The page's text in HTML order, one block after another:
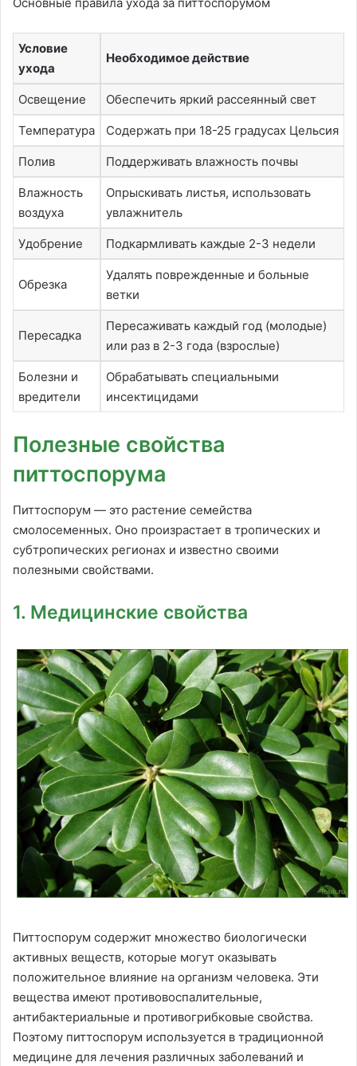
Условие
ухода
Необходимое действие
Освещение Обеспечить яркий рассеянный свет
Температура Содержать при 18-25 градусах Цельсия
Полив Поддерживать влажность почвы
Влажность
воздуха
Опрыскивать листья, использовать
увлажнитель
Удобрение Подкармливать каждые 2-3 недели
Обрезка
Удалять поврежденные и больные
ветки
Пересадка
Пересаживать каждый год (молодые)
или раз в 2-3 года (взрослые)
Болезни и
вредители
Обрабатывать специальными
инсектицидами
Полезные свойства
питтоспорума
Питтоспорум — это растение семейства
смолосеменных. Оно произрастает в тропических и
субтропических регионах и известно своими
полезными свойствами.
1. Медицинские свойства
Питтоспорум содержит множество биологически
активных веществ, которые могут оказывать
положительное влияние на организм человека. Эти
вещества имеют противовоспалительные,
антибактериальные и противогрибковые свойства.
Поэтому питтоспорум используется в традиционной
медицине для лечения различных заболеваний и